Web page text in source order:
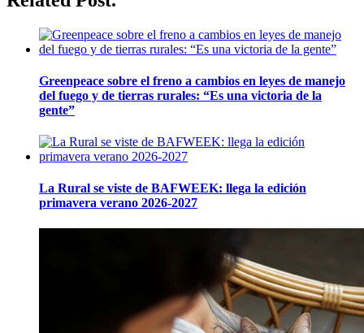
Greenpeace sobre el freno a cambios en leyes de manejo
del fuego y de tierras rurales: “Es una victoria de la
gente”
La Rural se viste de BAFWEEK: llega la edición
primavera verano 2026-2027